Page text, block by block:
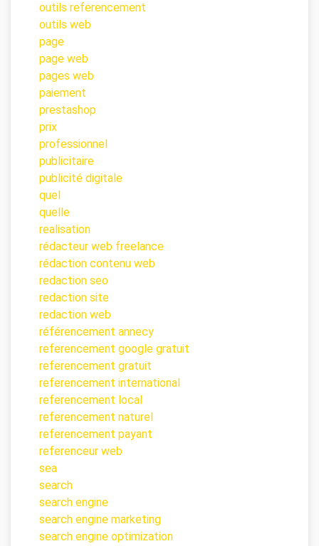
outils referencement
outils web
page
page web
pages web
paiement
prestashop
prix
professionnel
publicitaire
publicité digitale
quel
quelle
realisation
rédacteur web freelance
rédaction contenu web
redaction seo
redaction site
redaction web
référencement annecy
referencement google gratuit
referencement gratuit
referencement international
referencement local
referencement naturel
referencement payant
referenceur web
sea
search
search engine
search engine marketing
search engine optimization